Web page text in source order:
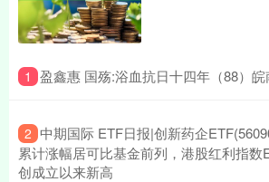
1 盈鑫惠 国殇:浴血抗日十四年（88）皖
2 中期国际 ETF日报|创新药企
累计涨幅居可比基金前列，港股红利指数
创成立以来新高